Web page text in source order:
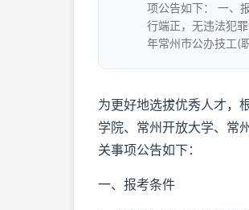
项公告如下： 一、
行端正，无违法犯
年常州市公办技工(
为更好地选拔优秀人才，
学院、常州开放大学、常
关事项公告如下：
一、报考条件